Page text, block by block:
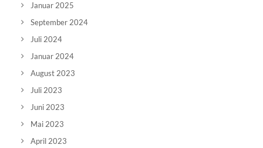
Januar 2025
September 2024
Juli 2024
Januar 2024
August 2023
Juli 2023
Juni 2023
Mai 2023
April 2023